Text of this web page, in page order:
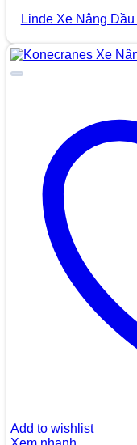
Linde Xe Nâng
Add to wishlist